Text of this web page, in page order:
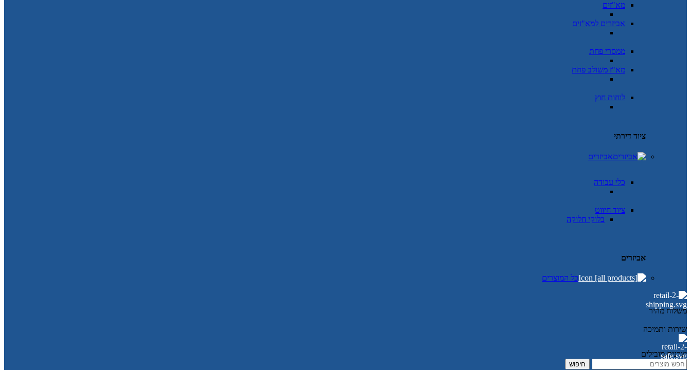
מא"זים
אביזרים למא"זים
ממסרי פחת
מא"ז משולב פחת
לוחות חוץ
ציוד דירתי
אביזרים
כלי עבודה
ציוד חיווט
בלוקי חלוקה
אביזרים
כל המוצרים
משלוח מהיר
שירות ותמיכה
יצרנים מובילים
חיפוש